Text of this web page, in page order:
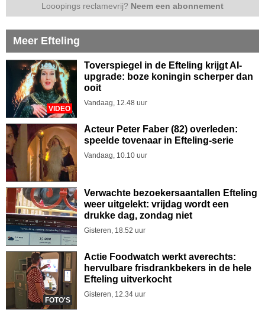
Looopings reclamevrij? Neem een abonnement
Meer Efteling
VIDEO
Toverspiegel in de Efteling krijgt AI-
upgrade: boze koningin scherper dan
ooit
Vandaag, 12.48 uur
Acteur Peter Faber (82) overleden:
speelde tovenaar in Efteling-serie
Vandaag, 10.10 uur
Verwachte bezoekersaantallen Efteling
weer uitgelekt: vrijdag wordt een
drukke dag, zondag niet
Gisteren, 18.52 uur
FOTO'S
Actie Foodwatch werkt averechts:
hervulbare frisdrankbekers in de hele
Efteling uitverkocht
Gisteren, 12.34 uur